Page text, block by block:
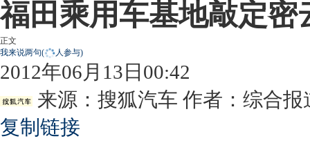
福田乘用车基地敲定密
正文
我来说两句( 人参与)
2012年06月13日00:42
来源： 搜狐汽车 作者：综合报
复制链接